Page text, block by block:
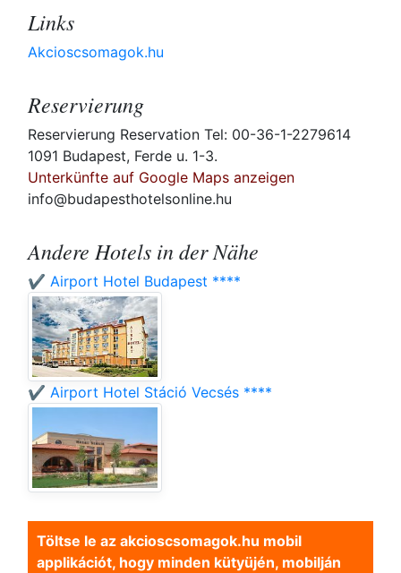
Links
Akcioscsomagok.hu
Reservierung
Reservierung Reservation Tel: 00-36-1-2279614
1091 Budapest, Ferde u. 1-3.
Unterkünfte auf Google Maps anzeigen
info@budapesthotelsonline.hu
Andere Hotels in der Nähe
✔️ Airport Hotel Budapest ****
✔️ Airport Hotel Stáció Vecsés ****
Töltse le az akcioscsomagok.hu mobil
applikációt, hogy minden kütyüjén, mobilján